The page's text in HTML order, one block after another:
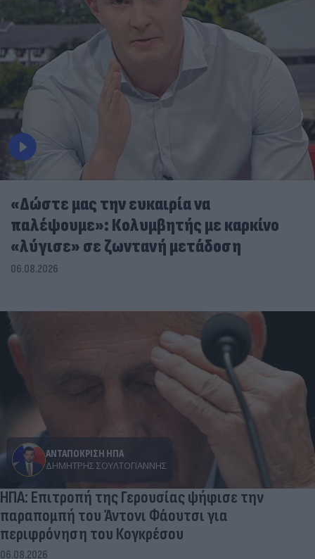
«Δώστε μας την ευκαιρία να
παλέψουμε»: Κολυμβητής με καρκίνο
«λύγισε» σε ζωντανή μετάδοση
06.08.2026
ΑΝΤΑΠΟΚΡΙΣΗ ΗΠΑ
ΔΗΜΉΤΡΗΣ ΣΟΥΛΤΟΓΙΆΝΝΗΣ
ΗΠΑ: Επιτροπή της Γερουσίας ψήφισε την
παραπομπή του Άντονι Φάουτσι για
περιφρόνηση του Κογκρέσου
06.08.2026